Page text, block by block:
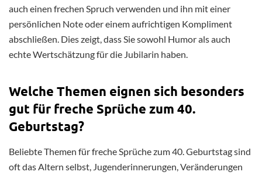
auch einen frechen Spruch verwenden und ihn mit einer
persönlichen Note oder einem aufrichtigen Kompliment
abschließen. Dies zeigt, dass Sie sowohl Humor als auch
echte Wertschätzung für die Jubilarin haben.
Welche Themen eignen sich besonders
gut für freche Sprüche zum 40.
Geburtstag?
Beliebte Themen für freche Sprüche zum 40. Geburtstag sind
oft das Altern selbst, Jugenderinnerungen, Veränderungen